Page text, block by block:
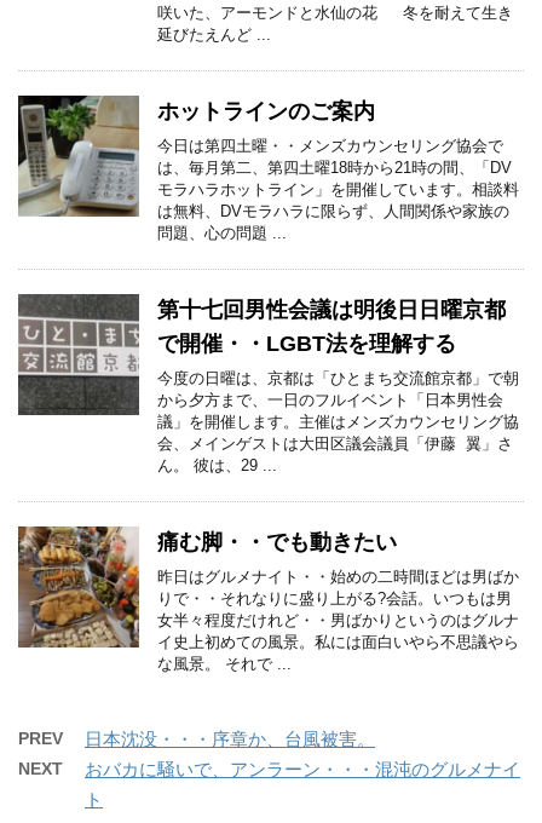
咲いた、アーモンドと水仙の花 冬を耐えて生き
延びたえんど ...
ホットラインのご案内
今日は第四土曜・・メンズカウンセリング協会で
は、毎月第二、第四土曜18時から21時の間、「DV
モラハラホットライン」を開催しています。相談料
は無料、DVモラハラに限らず、人間関係や家族の
問題、心の問題 ...
第十七回男性会議は明後日日曜京都
で開催・・LGBT法を理解する
今度の日曜は、京都は「ひとまち交流館京都」で朝
から夕方まで、一日のフルイベント「日本男性会
議」を開催します。主催はメンズカウンセリング協
会、メインゲストは大田区議会議員「伊藤 翼」さ
ん。 彼は、29 ...
痛む脚・・でも動きたい
昨日はグルメナイト・・始めの二時間ほどは男ばか
りで・・それなりに盛り上がる?会話。いつもは男
女半々程度だけれど・・男ばかりというのはグルナ
イ史上初めての風景。私には面白いやら不思議やら
な風景。 それで ...
PREV 日本沈没・・・序章か、台風被害。
NEXT
おバカに騒いで、アンラーン・・・混沌のグルメナイ
ト